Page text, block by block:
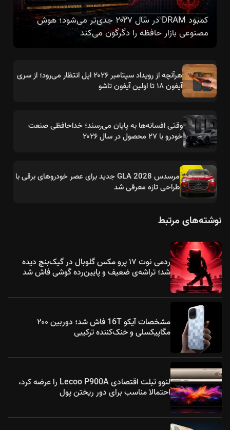
کمبود DRAM در سال ۲۰۲۷ جدی‌تر می‌شود؛ هوش
مصنوعی بازار حافظه را دگرگون می‌کند
هرآنچه از رویداد سپتامبر ۲۰۲۶ اپل انتظار می‌رود؛ از سری
آیفون ۱۸ تا اولین آیفون تاشو
وقتی افسانه‌ها به پایان می‌رسند؛ خداحافظی صنعت
خودرو با ۲۷ محصول در سال ۲۰۲۶
مرسدس GLA 2028 جدید برای عصر خودروهای برقی با
طراحی تازه معرفی شد
نوشته‌های مرتبط
ردمی نوت ۱۷ پرو مکس گلوبال در گیک‌بنچ دیده
شد؛ تراشه‌ی ضعیف و پایین‌رده گوشی فاش شد
مشخصات آیکو 16T فاش شد؛ دوربین ۲۰۰
مگاپیکسلی و خنک‌کننده ترکیبی
لنوو تبلت اقتصادی Lecoo P900A را عرضه کرد،
احتمالا مناسب برای دور ریختن پول